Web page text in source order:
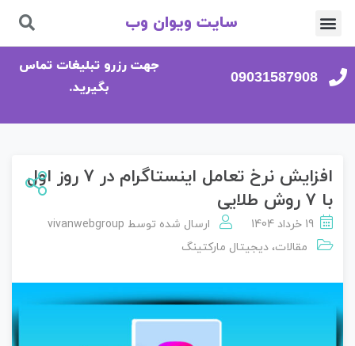
سایت ویوان وب
09031587908
جهت رزرو تبلیغات تماس
بگیرید.
افزایش نرخ تعامل اینستاگرام در ۷ روز اول
با ۷ روش طلایی
19 خرداد 1404 ارسال شده توسط vivanwebgroup
مقالات، دیجیتال مارکتینگ